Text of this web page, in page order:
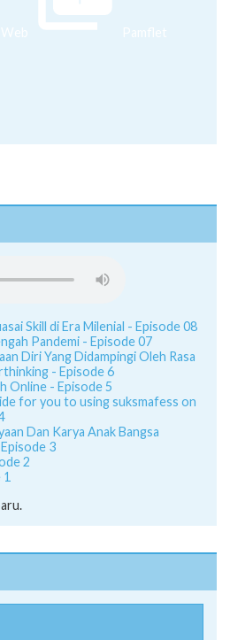
Web Pamflet
Skill di Era Milenial - Episode 08
Pandemi - Episode 07
Diri Yang Didampingi Oleh Rasa
- Episode 6
Online - Episode 5
for you to using suksmafess on
Dan Karya Anak Bangsa
3
2